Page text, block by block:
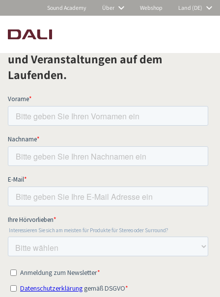
Sound Academy Über Webshop Land (DE)
PRODUKTE VERGLEICHEN
Abonnieren Sie unseren Newsletter
und bleiben Sie über alle Neuigkeiten
und Veranstaltungen auf dem
Laufenden.